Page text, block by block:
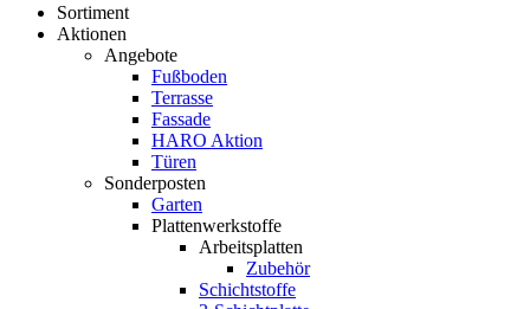
Sortiment
Aktionen
Angebote
Fußboden
Terrasse
Fassade
HARO Aktion
Türen
Sonderposten
Garten
Plattenwerkstoffe
Arbeitsplatten
Zubehör
Schichtstoffe